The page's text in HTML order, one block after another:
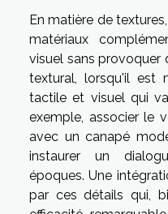
En matière de
matériaux
visuel sans provoquer
textural, lorsqu'il est
tactile et visuel qui
exemple, associer le
avec un canapé
instaurer un
époques. Une
par ces détails qui,